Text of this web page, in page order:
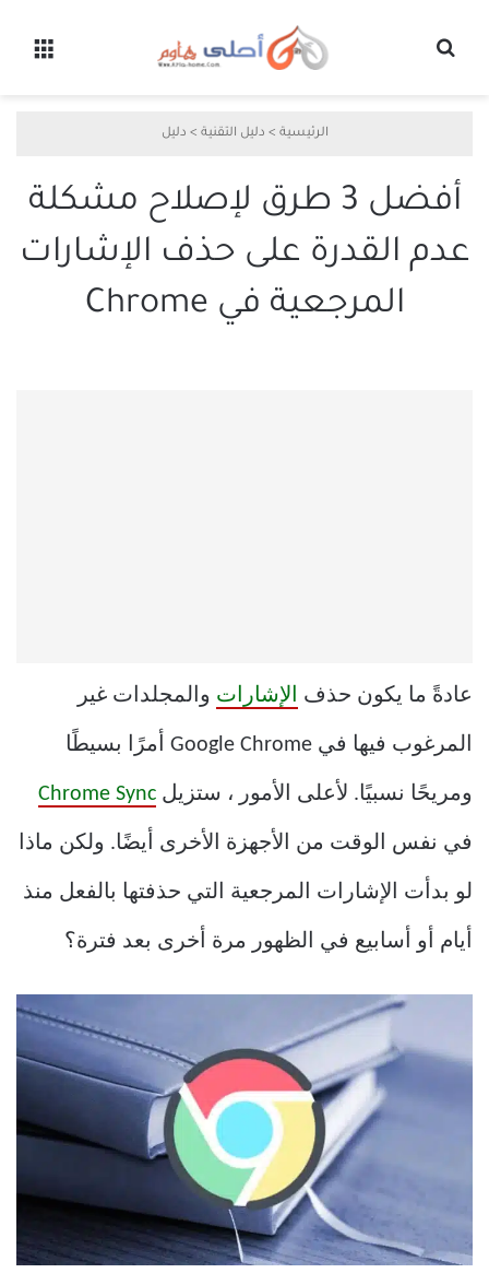
الرئيسية > دليل التقنية > دليل
أفضل 3 طرق لإصلاح مشكلة
عدم القدرة على حذف الإشارات
المرجعية في Chrome
عادةً ما يكون حذف الإشارات والمجلدات غير
المرغوب فيها في Google Chrome أمرًا بسيطًا
ومريحًا نسبيًا. لأعلى الأمور ، ستزيل Chrome Sync
في نفس الوقت من الأجهزة الأخرى أيضًا. ولكن ماذا
لو بدأت الإشارات المرجعية التي حذفتها بالفعل منذ
أيام أو أسابيع في الظهور مرة أخرى بعد فترة؟